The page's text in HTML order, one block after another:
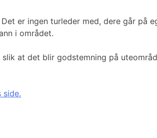
er ingen turleder med, dere går på
i området.
at det blir godstemning på
side.